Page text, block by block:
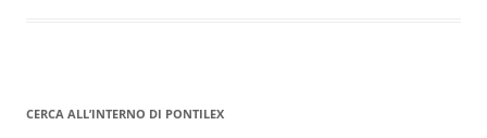
CERCA ALL’INTERNO DI PONTILEX